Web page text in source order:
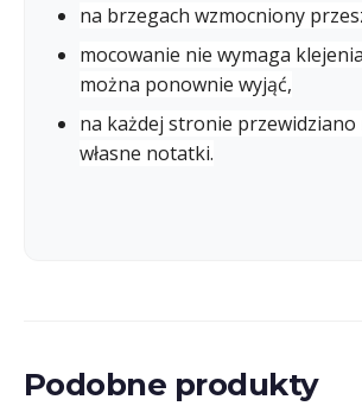
na brzegach wzmocniony
mocowanie nie wymaga
można ponownie wyjąć,
na każdej stronie przewidziano
własne notatki.
Podobne produkty